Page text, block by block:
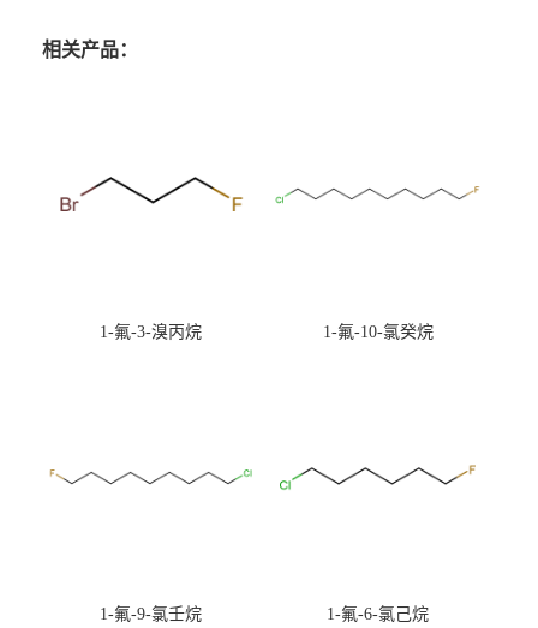
相关产品：
1-氟-3-溴丙烷 1-氟-10-氯癸烷
1-氟-9-氯壬烷 1-氟-6-氯己烷